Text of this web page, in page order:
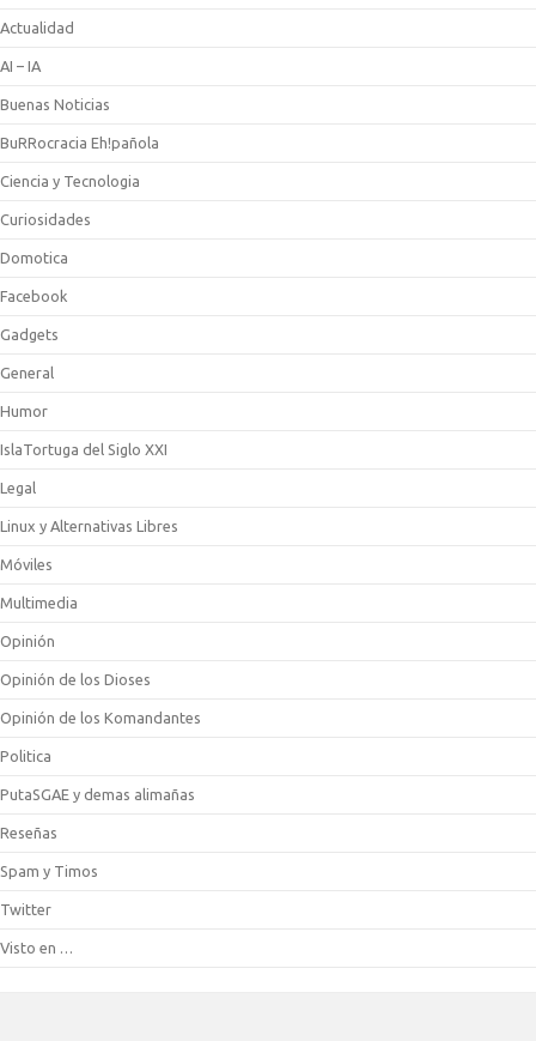
Actualidad
AI – IA
Buenas Noticias
BuRRocracia Eh!pañola
Ciencia y Tecnologia
Curiosidades
Domotica
Facebook
Gadgets
General
Humor
IslaTortuga del Siglo XXI
Legal
Linux y Alternativas Libres
Móviles
Multimedia
Opinión
Opinión de los Dioses
Opinión de los Komandantes
Politica
PutaSGAE y demas alimañas
Reseñas
Spam y Timos
Twitter
Visto en …